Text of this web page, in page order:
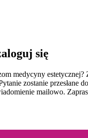
się
medycyny
zostanie
mailowo.